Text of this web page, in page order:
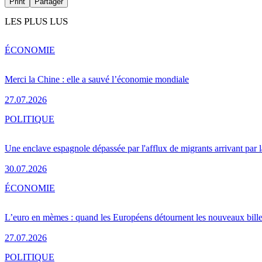
LES PLUS LUS
Merci la Chine : elle a sauvé l’économie mondiale
27.07.2026
ÉCONOMIE
Une enclave espagnole dépassée par l'afflux de migrants arrivant par
30.07.2026
POLITIQUE
L’euro en mèmes : quand les Européens détournent les nouveaux
27.07.2026
ÉCONOMIE
POLITIQUE